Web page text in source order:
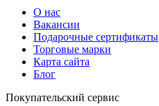
О нас
Вакансии
Подарочные сертификаты
Торговые марки
Карта сайта
Блог
Покупательский сервис